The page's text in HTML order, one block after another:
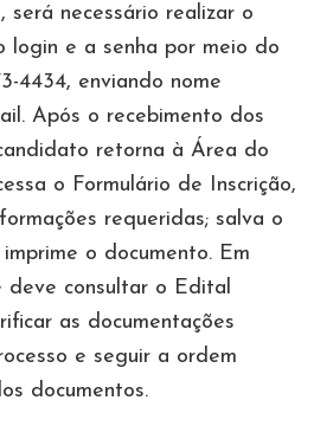
será necessário realizar o
login e a senha por meio do
4434, enviando nome
Após o recebimento dos
retorna à Área do
o Formulário de Inscrição,
requeridas; salva o
o documento. Em
consultar o Edital
as documentações
e seguir a ordem
documentos.